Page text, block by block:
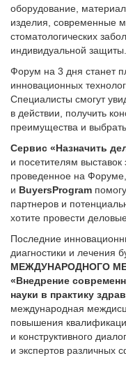
оборудование,
изделия, современные
стоматологических
индивидуальной защиты.
Форум на 3 дня станет
инновационных
Специалисты смогут
в действии, получить
преимущества и
Сервис «Назначить
и посетителям
проведенное на
и BuyersProgram
партнеров и
хотите провести
Последние
диагностики и лечения
МЕЖДУНАРОДНОГО
«Внедрение
науки в практику
международная
повышения
и конструктивного
и экспертов различных